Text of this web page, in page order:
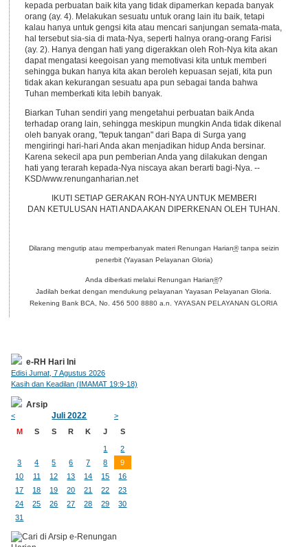
kepada perbuatan baik kita yang tidak dipamerkan kepada banyak
orang (ay. 4). Melakukan sesuatu untuk orang lain itu baik, tetapi
kalau hanya untuk gengsi kita atau mencari sanjungan semata-mata,
hal tersebut sia-sia di mata-Nya, seperti halnya orang-orang Farisi
(ay. 2). Hanya dengan hati yang digerakkan oleh Roh-Nya kita akan
dapat mengatasi keegoisan yang memotivasi kita untuk memberi
sehingga bukan hanya kita akan beroleh kepuasan sejati, kita pun
tidak akan kekurangan sesuatu apa pun sebagai tanda bahwa
Tuhan memberkati kita lebih banyak.
Biarkan Tuhan sendiri yang mengetahui perbuatan baik Anda
terhadap orang lain, sehingga meskipun mungkin Anda tidak dikenal
oleh banyak orang, "tepuk tangan" dari Bapa di Surga yang
mengiringi hari-hari Anda akan menjadikan hidup Anda bersinar.
Karena sekecil apa pun pemberian Anda yang dilakukan dengan
hati yang terarah kepada-Nya niscaya akan berarti bagi-Nya. --
KSD/www.renunganharian.net
IKUTI SETIAP GERAKAN ROH-NYA UNTUK MEMBERI
DAN KETULUSAN HATI ANDA AKAN DIPERKENAN OLEH TUHAN.
Dilarang mengutip atau memperbanyak materi Renungan Harian®tanpa seizin
penerbit (Yayasan Pelayanan Gloria)
Anda diberkati melalui Renungan Harian®?
Jadilah berkat dengan mendukung pelayanan Yayasan Pelayanan Gloria.
Rekening Bank BCA, No. 456 500 8880 a.n. YAYASAN PELAYANAN GLORIA
e-RH Hari Ini
Edisi Jumat, 7 Agustus 2026
Kasih dan Keadilan (IMAMAT 19:9-18)
Arsip
< Juli 2022
>
M
S S R K J S
1
2
3
4 5 6 7 8
9
10
11 12 13 14 15
16
17
18 19 20 21 22
23
24
25 26 27 28 29
30
31